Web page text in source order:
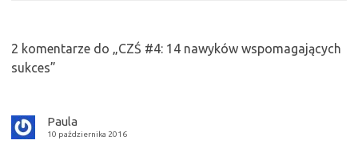
2 komentarze do „CZŚ #4: 14 nawyków wspomagających
sukces”
Paula
10 października 2016